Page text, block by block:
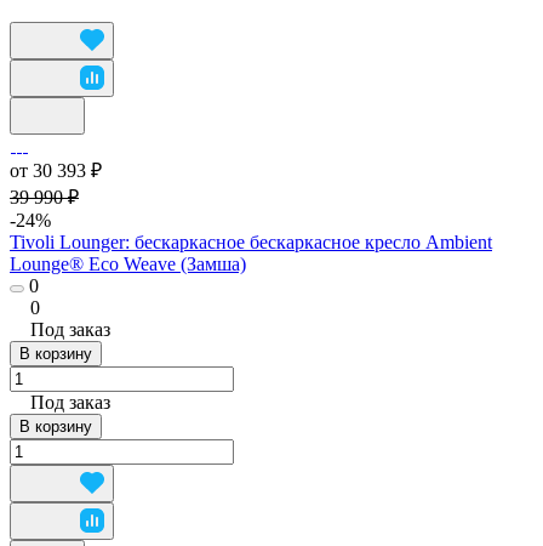
от 30 393 ₽
39 990 ₽
-24%
Tivoli Lounger: бескаркасное бескаркасное кресло Ambient
Lounge® Eco Weave (Замша)
0
0
Под заказ
В корзину
Под заказ
В корзину